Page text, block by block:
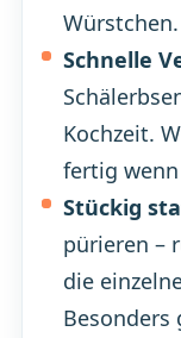
Würstchen.
Schnelle
Kochzeit.
fertig
Stückig
pürieren –
die